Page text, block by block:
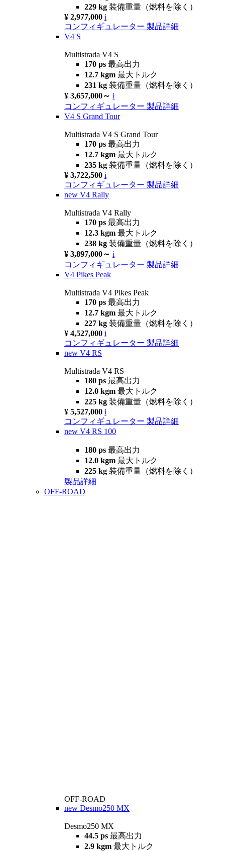
229 kg 装備重量（燃料を除く）
¥ 2,977,000 i
コンフィギュレーター 製品詳細
V4 S
Multistrada V4 S
170 ps 最高出力
12.7 kgm 最大トルク
231 kg 装備重量（燃料を除く）
¥ 3,657,000～ i
コンフィギュレーター 製品詳細
V4 S Grand Tour
Multistrada V4 S Grand Tour
170 ps 最高出力
12.7 kgm 最大トルク
235 kg 装備重量（燃料を除く）
¥ 3,722,500 i
コンフィギュレーター 製品詳細
new V4 Rally
Multistrada V4 Rally
170 ps 最高出力
12.3 kgm 最大トルク
238 kg 装備重量（燃料を除く）
¥ 3,897,000～ i
コンフィギュレーター 製品詳細
V4 Pikes Peak
Multistrada V4 Pikes Peak
170 ps 最高出力
12.7 kgm 最大トルク
227 kg 装備重量（燃料を除く）
¥ 4,527,000 i
コンフィギュレーター 製品詳細
new V4 RS
Multistrada V4 RS
180 ps 最高出力
12.0 kgm 最大トルク
225 kg 装備重量（燃料を除く）
¥ 5,527,000 i
コンフィギュレーター 製品詳細
new V4 RS 100
180 ps 最高出力
12.0 kgm 最大トルク
225 kg 装備重量（燃料を除く）
製品詳細
OFF-ROAD
OFF-ROAD
new Desmo250 MX
Desmo250 MX
44.5 ps 最高出力
2.9 kgm 最大トルク